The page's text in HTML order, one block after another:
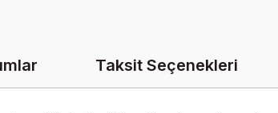
Taksit Seçenekleri